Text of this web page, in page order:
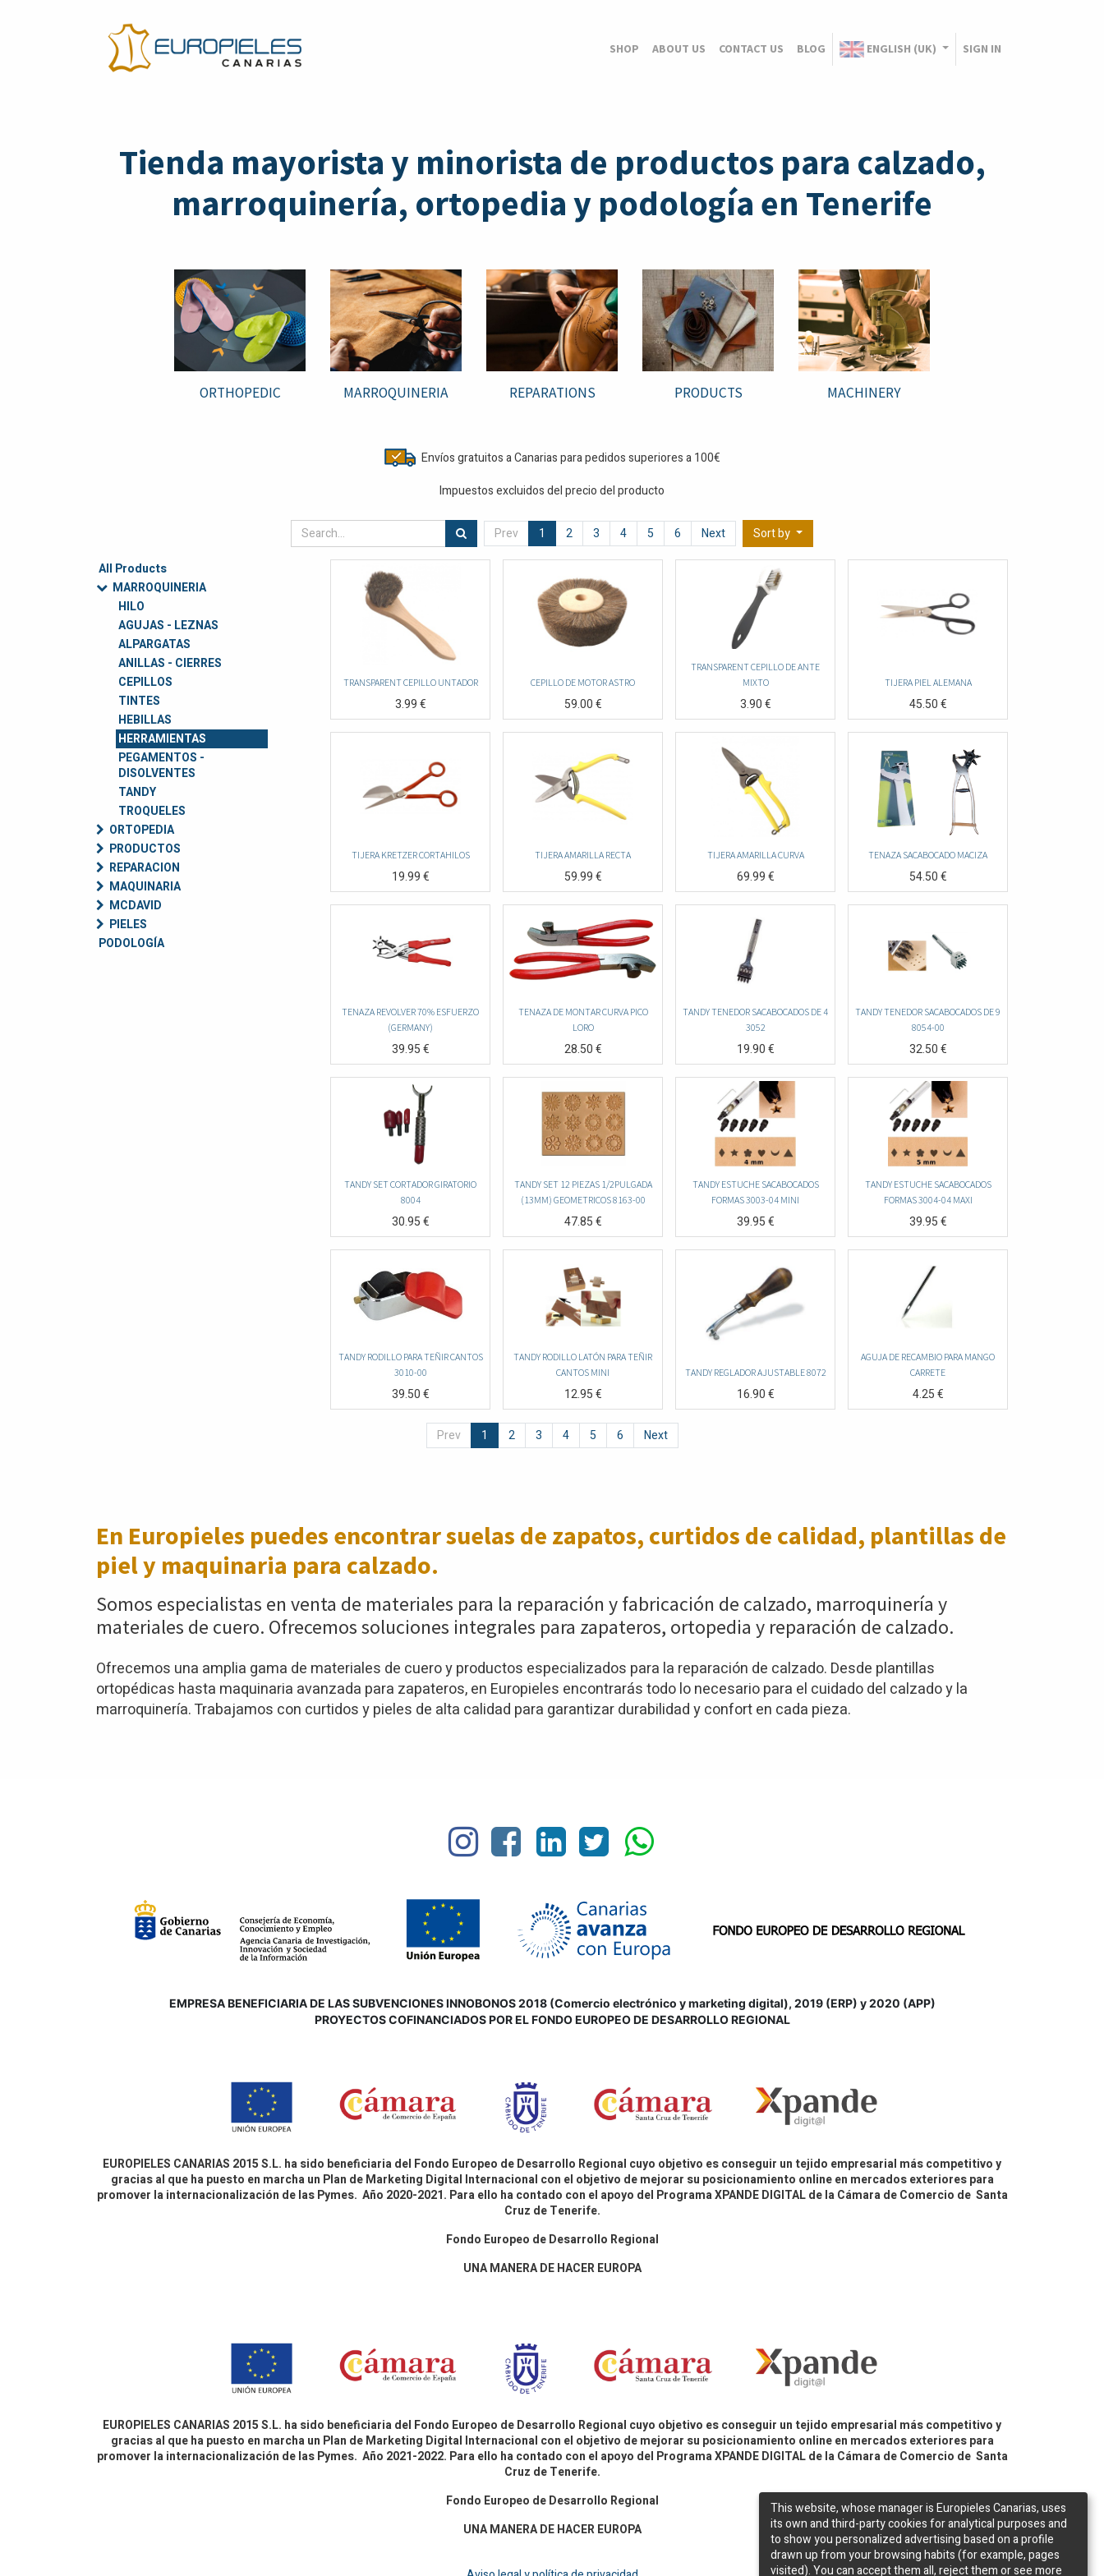
SHOP ABOUT US CONTACT US BLOG ENGLISH (UK) SIGN IN
Tienda mayorista y minorista de productos para calzado,
marroquinería, ortopedia y podología en Tenerife
ORTHOPEDIC MARROQUINERIA REPARATIONS PRODUCTS MACHINERY
Envíos gratuitos a Canarias para pedidos superiores a 100€
Impuestos excluidos del precio del producto
Prev 1 2 3 4 5 6 Next Sort by
All Products
MARROQUINERIA
HILO
AGUJAS - LEZNAS
ALPARGATAS
ANILLAS - CIERRES
CEPILLOS
TINTES
HEBILLAS
HERRAMIENTAS
PEGAMENTOS -
DISOLVENTES
TANDY
TROQUELES
ORTOPEDIA
PRODUCTOS
REPARACION
MAQUINARIA
MCDAVID
PIELES
PODOLOGÍA
TRANSPARENT CEPILLO UNTADOR
3.99€
CEPILLO DE MOTOR ASTRO
59.00€
TRANSPARENT CEPILLO DE ANTE
MIXTO
3.90€
TIJERA PIEL ALEMANA
45.50€
TIJERA KRETZER CORTAHILOS
19.99€
TIJERA AMARILLA RECTA
59.99€
TIJERA AMARILLA CURVA
69.99€
TENAZA SACABOCADO MACIZA
54.50€
TENAZA REVOLVER 70% ESFUERZO
(GERMANY)
39.95€
TENAZA DE MONTAR CURVA PICO
LORO
28.50€
TANDY TENEDOR SACABOCADOS DE 4
3052
19.90€
TANDY TENEDOR SACABOCADOS DE 9
8054-00
32.50€
TANDY SET CORTADOR GIRATORIO
8004
30.95€
TANDY SET 12 PIEZAS 1/2PULGADA
(13MM) GEOMETRICOS 8163-00
47.85€
TANDY ESTUCHE SACABOCADOS
FORMAS 3003-04 MINI
39.95€
TANDY ESTUCHE SACABOCADOS
FORMAS 3004-04 MAXI
39.95€
TANDY RODILLO PARA TEÑIR CANTOS
3010-00
39.50€
TANDY RODILLO LATÓN PARA TEÑIR
CANTOS MINI
12.95€
TANDY REGLADOR AJUSTABLE 8072
16.90€
AGUJA DE RECAMBIO PARA MANGO
CARRETE
4.25€
Prev 1 2 3 4 5 6 Next
En Europieles puedes encontrar suelas de zapatos, curtidos de calidad, plantillas de
piel y maquinaria para calzado.
Somos especialistas en venta de materiales para la reparación y fabricación de calzado, marroquinería y
materiales de cuero. Ofrecemos soluciones integrales para zapateros, ortopedia y reparación de calzado.
Ofrecemos una amplia gama de materiales de cuero y productos especializados para la reparación de calzado. Desde plantillas
ortopédicas hasta maquinaria avanzada para zapateros, en Europieles encontrarás todo lo necesario para el cuidado del calzado y la
marroquinería. Trabajamos con curtidos y pieles de alta calidad para garantizar durabilidad y confort en cada pieza.
EMPRESA BENEFICIARIA DE LAS SUBVENCIONES INNOBONOS 2018 (Comercio electrónico y marketing digital), 2019 (ERP) y 2020 (APP)
PROYECTOS COFINANCIADOS POR EL FONDO EUROPEO DE DESARROLLO REGIONAL
EUROPIELES CANARIAS 2015 S.L. ha sido beneficiaria del Fondo Europeo de Desarrollo Regional cuyo objetivo es conseguir un tejido empresarial más competitivo y
gracias al que ha puesto en marcha un Plan de Marketing Digital Internacional con el objetivo de mejorar su posicionamiento online en mercados exteriores para
promover la internacionalización de las Pymes. Año 2020-2021. Para ello ha contado con el apoyo del Programa XPANDE DIGITAL de la Cámara de Comercio de Santa
Cruz de Tenerife.
Fondo Europeo de Desarrollo Regional
UNA MANERA DE HACER EUROPA
EUROPIELES CANARIAS 2015 S.L. ha sido beneficiaria del Fondo Europeo de Desarrollo Regional cuyo objetivo es conseguir un tejido empresarial más competitivo y
gracias al que ha puesto en marcha un Plan de Marketing Digital Internacional con el objetivo de mejorar su posicionamiento online en mercados exteriores para
promover la internacionalización de las Pymes. Año 2021-2022. Para ello ha contado con el apoyo del Programa XPANDE DIGITAL de la Cámara de Comercio de Santa
Cruz de Tenerife.
Fondo Europeo de Desarrollo Regional
UNA MANERA DE HACER EUROPA
This website, whose manager is Europieles Canarias, uses
its own and third-party cookies for analytical purposes and
to show you personalized advertising based on a profile
drawn up from your browsing habits (for example, pages
visited). You can accept them all, reject them or see more